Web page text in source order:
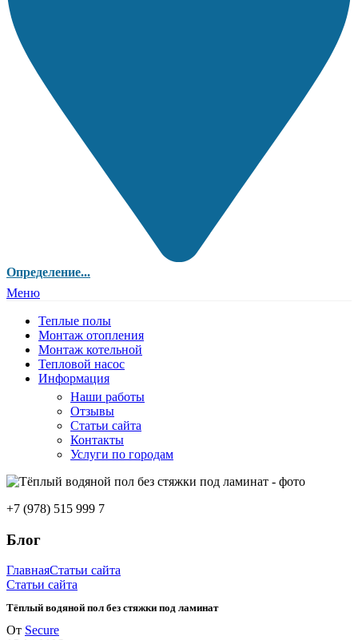
Определение...
Меню
Теплые полы
Монтаж отопления
Монтаж котельной
Тепловой насос
Информация
Наши работы
Отзывы
Статьи сайта
Контакты
Услуги по городам
+7 (978) 515 999 7
Блог
ГлавнаяСтатьи сайта
Статьи сайта
Тёплый водяной пол без стяжки под ламинат
От Secure